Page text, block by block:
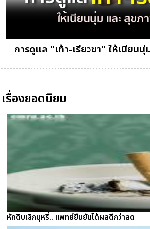
การดูแล "เท้า-เรียวขา" ให้เนียน
เรื่องยอดนิยม
หักดิบเลิกบุหรี่.. แพทย์ยืนยันได้ผลดีกว่าลด